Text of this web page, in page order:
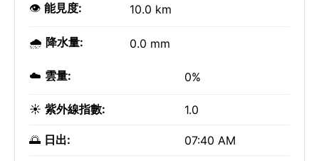
👁️ 能見度: 10.0 km
🌧️ 降水量: 0.0 mm
☁️ 雲量: 0%
☀️ 紫外線指數: 1.0
🌅 日出: 07:40 AM